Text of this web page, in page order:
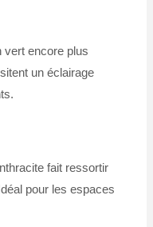
vert encore plus
un éclairage
fait ressortir
pour les espaces